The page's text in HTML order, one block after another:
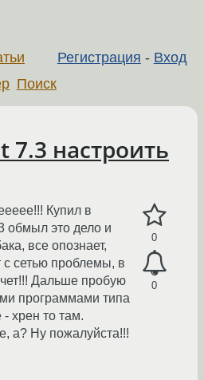
Регистрация - Вход
Поиск
7.3 настроить
0
0
Купил в
обмыл это дело и
все опознает,
с сетью проблемы, в
Дальше пробую
программами типа
хрен то там.
а? Ну пожалуйста!!!